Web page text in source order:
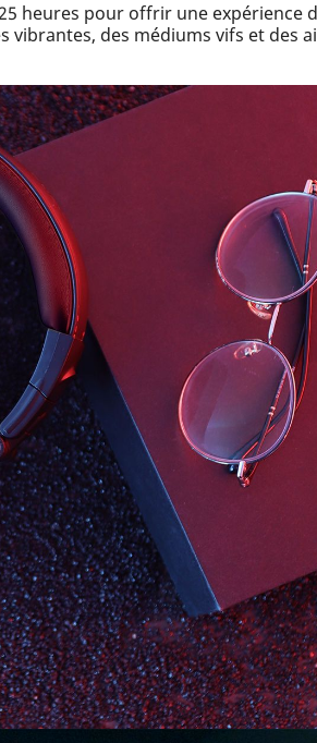
heures pour offrir une expérience
des médiums vifs et des